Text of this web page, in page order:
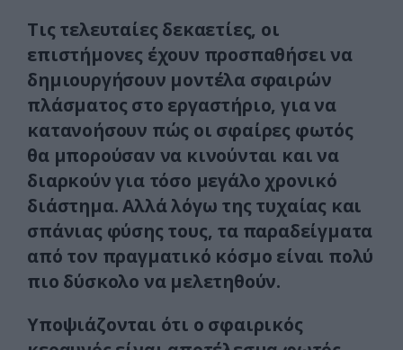
Τις τελευταίες δεκαετίες, οι
επιστήμονες έχουν προσπαθήσει να
δημιουργήσουν μοντέλα σφαιρών
πλάσματος στο εργαστήριο, για να
κατανοήσουν πώς οι σφαίρες φωτός
θα μπορούσαν να κινούνται και να
διαρκούν για τόσο μεγάλο χρονικό
διάστημα. Αλλά λόγω της τυχαίας και
σπάνιας φύσης τους, τα παραδείγματα
από τον πραγματικό κόσμο είναι πολύ
πιο δύσκολο να μελετηθούν.
Υποψιάζονται ότι ο σφαιρικός